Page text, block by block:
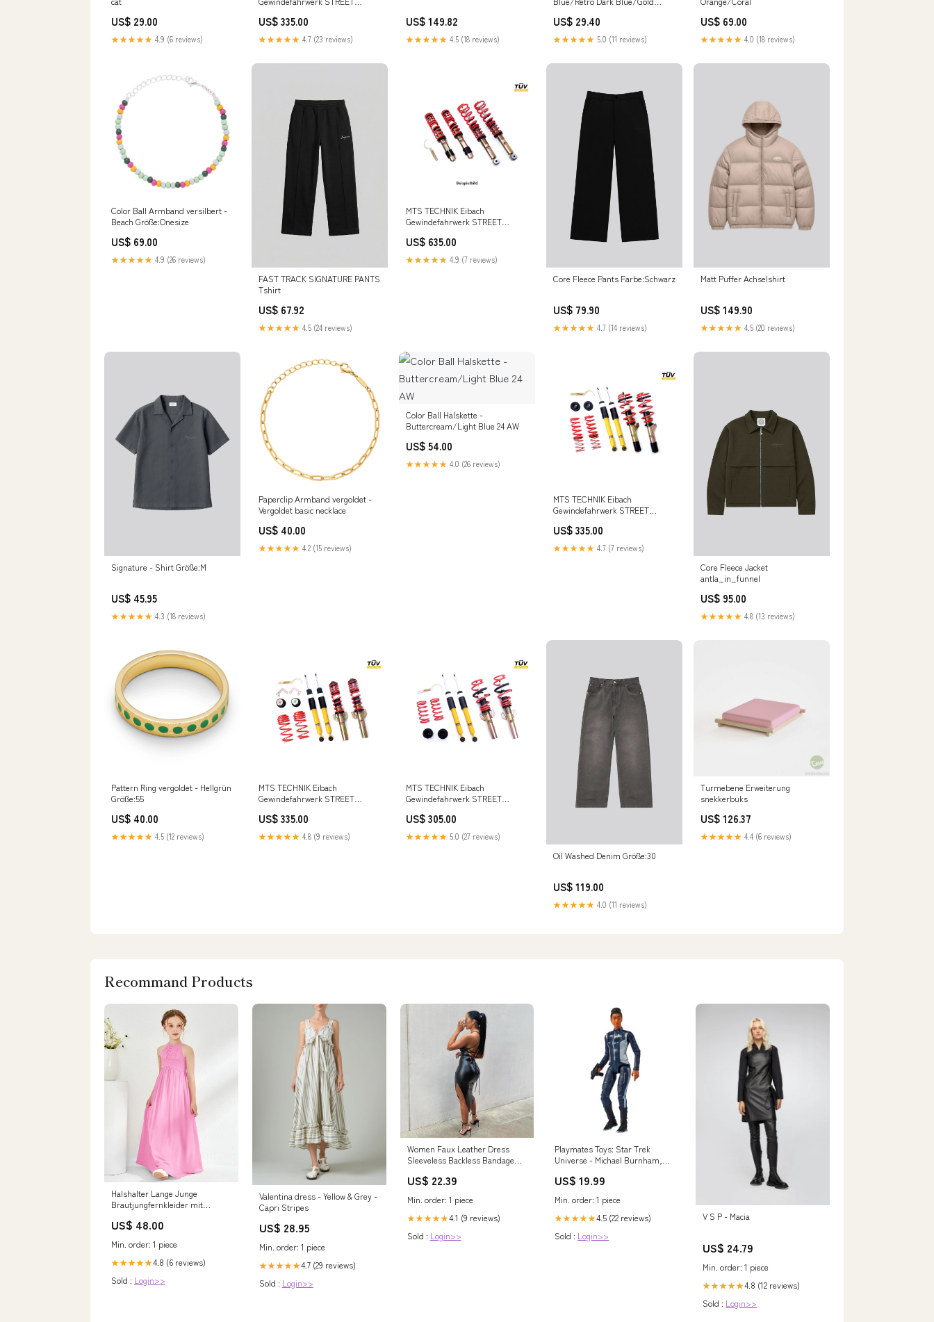
US$ 29.00
★★★★★ 4.9 (6 reviews)
Kombi (mit TÜV) Motor:1.0TSI /
1.2TSI / 1.4TSI / 1.5TSI / 1.6 /
1.8TSI / 2.0TSI / 2.0TSI RS /
US$ 335.00
★★★★★ 4.7 (23 reviews)
US$ 149.82
★★★★★ 4.5 (18 reviews)
US$ 29.40
★★★★★ 5.0 (11 reviews)
US$ 69.00
★★★★★ 4.0 (18 reviews)
Color Ball Armband versilbert -
Beach Größe:Onesize
US$ 69.00
★★★★★ 4.9 (26 reviews)
FAST TRACK SIGNATURE PANTS
Tshirt
US$ 67.92
★★★★★ 4.5 (24 reviews)
MTS TECHNIK Eibach
Gewindefahrwerk STREET
max. Achslast (VA; HA):1040 kg;
1150 kg
US$ 635.00
★★★★★ 4.9 (7 reviews)
Core Fleece Pants Farbe:Schwarz
US$ 79.90
★★★★★ 4.7 (14 reviews)
Matt Puffer Achselshirt
US$ 149.90
★★★★★ 4.5 (20 reviews)
Signature - Shirt Größe:M
US$ 45.95
★★★★★ 4.3 (18 reviews)
Paperclip Armband vergoldet -
Vergoldet basic necklace
US$ 40.00
★★★★★ 4.2 (15 reviews)
Color Ball Halskette -
Buttercream/Light Blue 24 AW
US$ 54.00
★★★★★ 4.0 (26 reviews)
MTS TECHNIK Eibach
Gewindefahrwerk STREET
TÜV) max. Achslast (VA;
HA):1080 kg; 1100 kg
US$ 335.00
★★★★★ 4.7 (7 reviews)
Core Fleece Jacket
antla_in_funnel
US$ 95.00
★★★★★ 4.8 (13 reviews)
Pattern Ring vergoldet - Hellgrün
Größe:55
US$ 40.00
★★★★★ 4.5 (12 reviews)
MTS TECHNIK Eibach
Gewindefahrwerk STREET
Hatchback (mit TÜV) F35
US$ 335.00
★★★★★ 4.8 (9 reviews)
MTS TECHNIK Eibach
Gewindefahrwerk STREET
Kombi (mit TÜV) st
US$ 305.00
★★★★★ 5.0 (27 reviews)
Oil Washed Denim Größe:30
US$ 119.00
★★★★★ 4.0 (11 reviews)
Turmebene Erweiterung
snekkerbuks
US$ 126.37
★★★★★ 4.4 (6 reviews)
Recommand Products
Halshalter Lange Junge
Brautjungfernkleider mit
Größe:J6
US$ 48.00
Min. order: 1 piece
★★★★★4.8 (6 reviews)
Sold : Login>>
Valentina dress - Yellow & Grey -
Capri Stripes
US$ 28.95
Min. order: 1 piece
★★★★★4.7 (29 reviews)
Sold : Login>>
Women Faux Leather Dress
Sleeveless Backless Bandage
Shoes & Jewelry
US$ 22.39
Min. order: 1 piece
★★★★★4.1 (9 reviews)
Sold : Login>>
Playmates Toys: Star Trek
Universe - Michael Burnham,
worker placement games
US$ 19.99
Min. order: 1 piece
★★★★★4.5 (22 reviews)
Sold : Login>>
V S P - Macia
US$ 24.79
Min. order: 1 piece
★★★★★4.8 (12 reviews)
Sold : Login>>